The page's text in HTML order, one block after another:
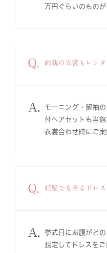
万円ぐらいのものが
Q. 両親の衣裳もレン
A.
モーニング・留袖
付ヘアセットも当館
衣裳合わせ時にご案
Q. 妊婦でも着るドレ
A.
挙式日にお腹がど
想定してドレスを